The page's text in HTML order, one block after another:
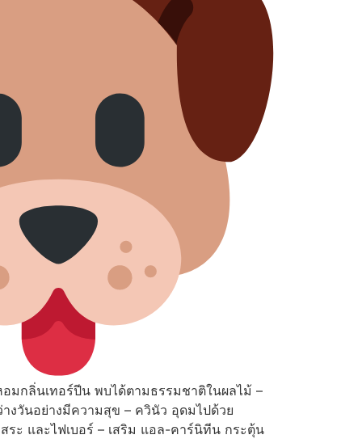
มกลิ่นเทอร์ปีน พบได้ตามธรรมชาติในผลไม้ –
งวันอย่างมีความสุข – ควินัว อุดมไปด้วย
ะ และไฟเบอร์ – เสริม แอล-คาร์นิทีน กระตุ้น